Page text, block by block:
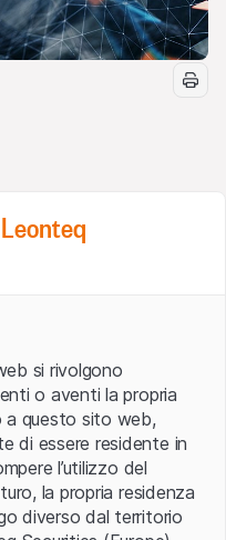
emessi da Leonteq
dal Team Italia di
CH1525083486e
ETF:CH1484593764
,
,CH1336236109
si rivolgono
o aventi la propria
a questo sito web,
di essere residente in
l’utilizzo del
la propria residenza
diverso dal territorio